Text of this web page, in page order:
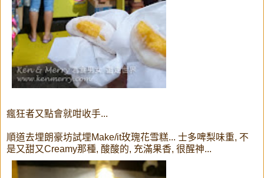
瘋狂者又點會就咁收手...
順道去埋朗豪坊試埋Make/it玫瑰花雪糕... 士多啤梨味重, 不
是又甜又Creamy那種, 酸酸的, 充滿果香, 很醒神...